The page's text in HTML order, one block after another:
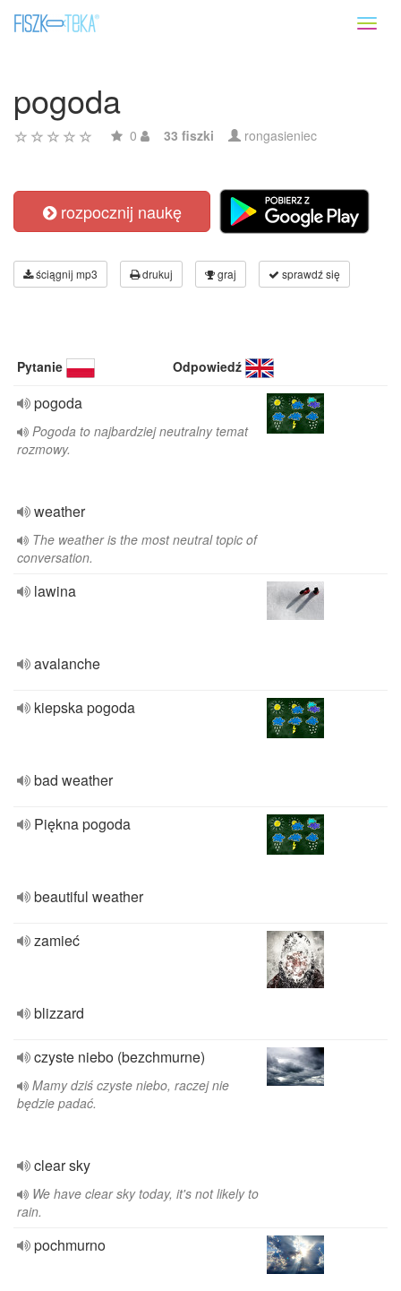
pogoda
0 33 fiszki rongasieniec
rozpocznij naukę
ściągnij mp3 drukuj graj sprawdź się
Pytanie Odpowiedź
pogoda
Pogoda to najbardziej neutralny temat
rozmowy.
weather
The weather is the most neutral topic of
conversation.
lawina
avalanche
kiepska pogoda
bad weather
Piękna pogoda
beautiful weather
zamieć
blizzard
czyste niebo (bezchmurne)
Mamy dziś czyste niebo, raczej nie
będzie padać.
clear sky
We have clear sky today, it's not likely to
rain.
pochmurno